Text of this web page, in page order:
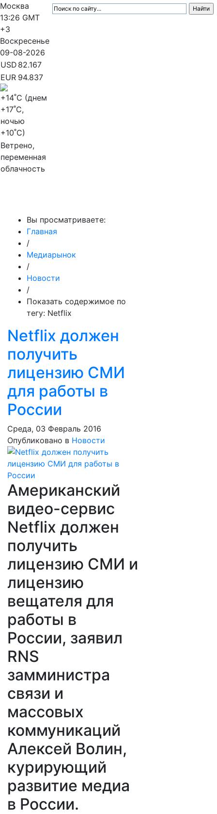
Москва
13:26 GMT
+3
Воскресенье
09-08-2026
USD 82.167
EUR 94.837
+14˚C (днем
+17˚C,
ночью
+10˚C)
Ветрено,
переменная
облачность
Вы просматриваете:
Главная
/
Медиарынок
/
Новости
/
Показать содержимое по
тегу: Netflix
Netflix должен
получить
лицензию СМИ
для работы в
России
Среда, 03 Февраль 2016
Опубликовано в Новости
Американский
видео-сервис
Netflix должен
получить
лицензию СМИ и
лицензию
вещателя для
работы в
России, заявил
RNS
замминистра
связи и
массовых
коммуникаций
Алексей Волин,
курирующий
развитие медиа
в России.